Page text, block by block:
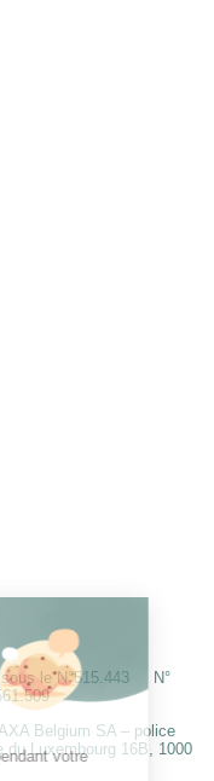
sous le N°515.443 N°
Belgium SA – police
du Luxembourg 16B, 1000